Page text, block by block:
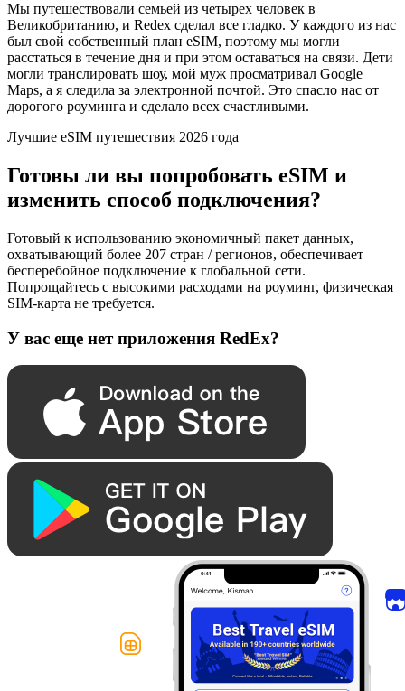
Мы путешествовали семьей из четырех человек в
Великобританию, и Redex сделал все гладко. У каждого из нас
был свой собственный план eSIM, поэтому мы могли
расстаться в течение дня и при этом оставаться на связи. Дети
могли транслировать шоу, мой муж просматривал Google
Maps, а я следила за электронной почтой. Это спасло нас от
дорогого роуминга и сделало всех счастливыми.
Лучшие eSIM путешествия 2026 года
Готовы ли вы попробовать eSIM и
изменить способ подключения?
Готовый к использованию экономичный пакет данных,
охватывающий более 207 стран / регионов, обеспечивает
бесперебойное подключение к глобальной сети.
Попрощайтесь с высокими расходами на роуминг, физическая
SIM-карта не требуется.
У вас еще нет приложения RedEx?